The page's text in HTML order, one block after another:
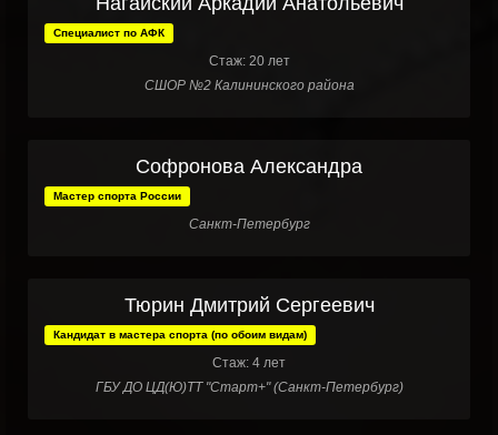
Специалист по АФК
Стаж: 20 лет
СШОР №2 Калининского района
Софронова Александра
Мастер спорта России
Санкт-Петербург
Тюрин Дмитрий Сергеевич
Кандидат в мастера спорта (по обоим видам)
Стаж: 4 лет
ГБУ ДО ЦД(Ю)ТТ "Старт+" (Санкт-Петербург)